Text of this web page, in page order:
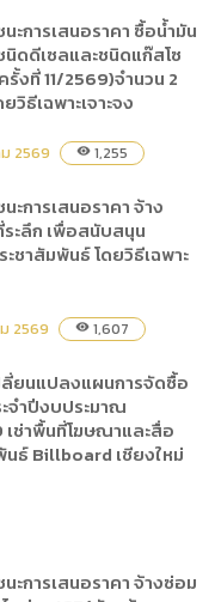
ะการเสนอราคา ซื้อน้ำมัน
นิดดีเซลและชนิดแก๊สโซ
งที่ 11/2569)จำนวน 2
วิธีเฉพาะเจาะจง
2569 visibility 1,255
ะการเสนอราคา จ้าง
ะลึก เพื่อสนับสนุน
ชาสัมพันธ์ โดยวิธีเฉพาะ
2569 visibility 1,607
ลี่ยนแปลงแผนการจัดซื้อ
จำปีงบประมาณ
ช่าพื้นที่โฆษณาและสื่อ
นธ์ Billboard เชียงใหม่
ะการเสนอราคา จ้างซ่อม